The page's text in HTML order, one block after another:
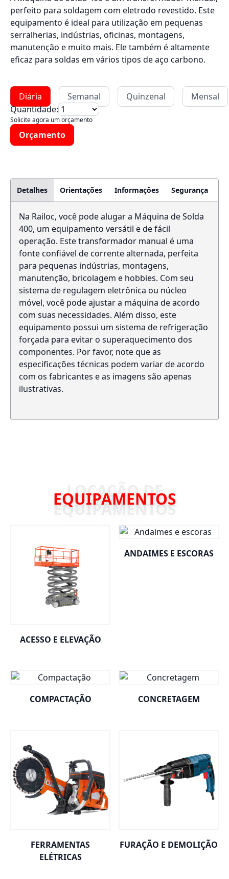
perfeito para soldagem com eletrodo revestido. Este
equipamento é ideal para utilização em pequenas
serralherias, indústrias, oficinas, montagens,
manutenção e muito mais. Ele também é altamente
eficaz para soldas em vários tipos de aço carbono.
Diária Semanal Quinzenal
Mensal
Quantidade:
Solicite agora um orçamento
Orçamento
Detalhes Orientações Informações Segurança
Na Railoc, você pode alugar a Máquina de Solda
400, um equipamento versátil e de fácil
operação. Este transformador manual é uma
fonte confiável de corrente alternada, perfeita
para pequenas indústrias, montagens,
manutenção, bricolagem e hobbies. Com seu
sistema de regulagem eletrônica ou núcleo
móvel, você pode ajustar a máquina de acordo
com suas necessidades. Além disso, este
equipamento possui um sistema de refrigeração
forçada para evitar o superaquecimento dos
componentes. Por favor, note que as
especificações técnicas podem variar de acordo
com os fabricantes e as imagens são apenas
ilustrativas.
EQUIPAMENTOS
ACESSO E ELEVAÇÃO
ANDAIMES E ESCORAS
COMPACTAÇÃO CONCRETAGEM
FERRAMENTAS
ELÉTRICAS
FURAÇÃO E DEMOLIÇÃO